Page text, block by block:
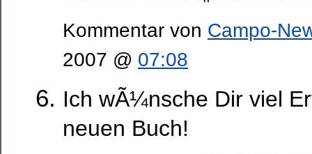
Kommentar von Campo-
2007 @ 07:08
Ich wÃ¼nsche Dir viel
neuen Buch!